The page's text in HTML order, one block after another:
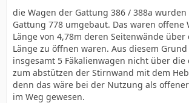
die Wagen der Gattung 386 / 388a
Gattung 778 umgebaut. Das waren offene
Länge von 4,78m deren Seitenwände über
Länge zu öffnen waren. Aus diesem
insgesamt 5 Fäkalienwagen nicht über die
zum abstützen der Stirnwand mit dem
denn das wäre bei der Nutzung als
im Weg gewesen.